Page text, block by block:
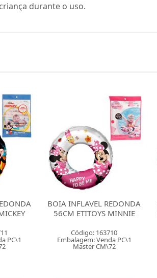
durante o uso.
PC\1
BOIA INFLAVEL REDONDA
56CM ETITOYS PRINCESAS
Código: 163709
Embalagem: Venda PC\1
Master CM\72